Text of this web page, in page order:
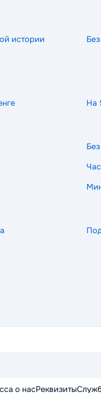
истории
На
о насРеквизиты